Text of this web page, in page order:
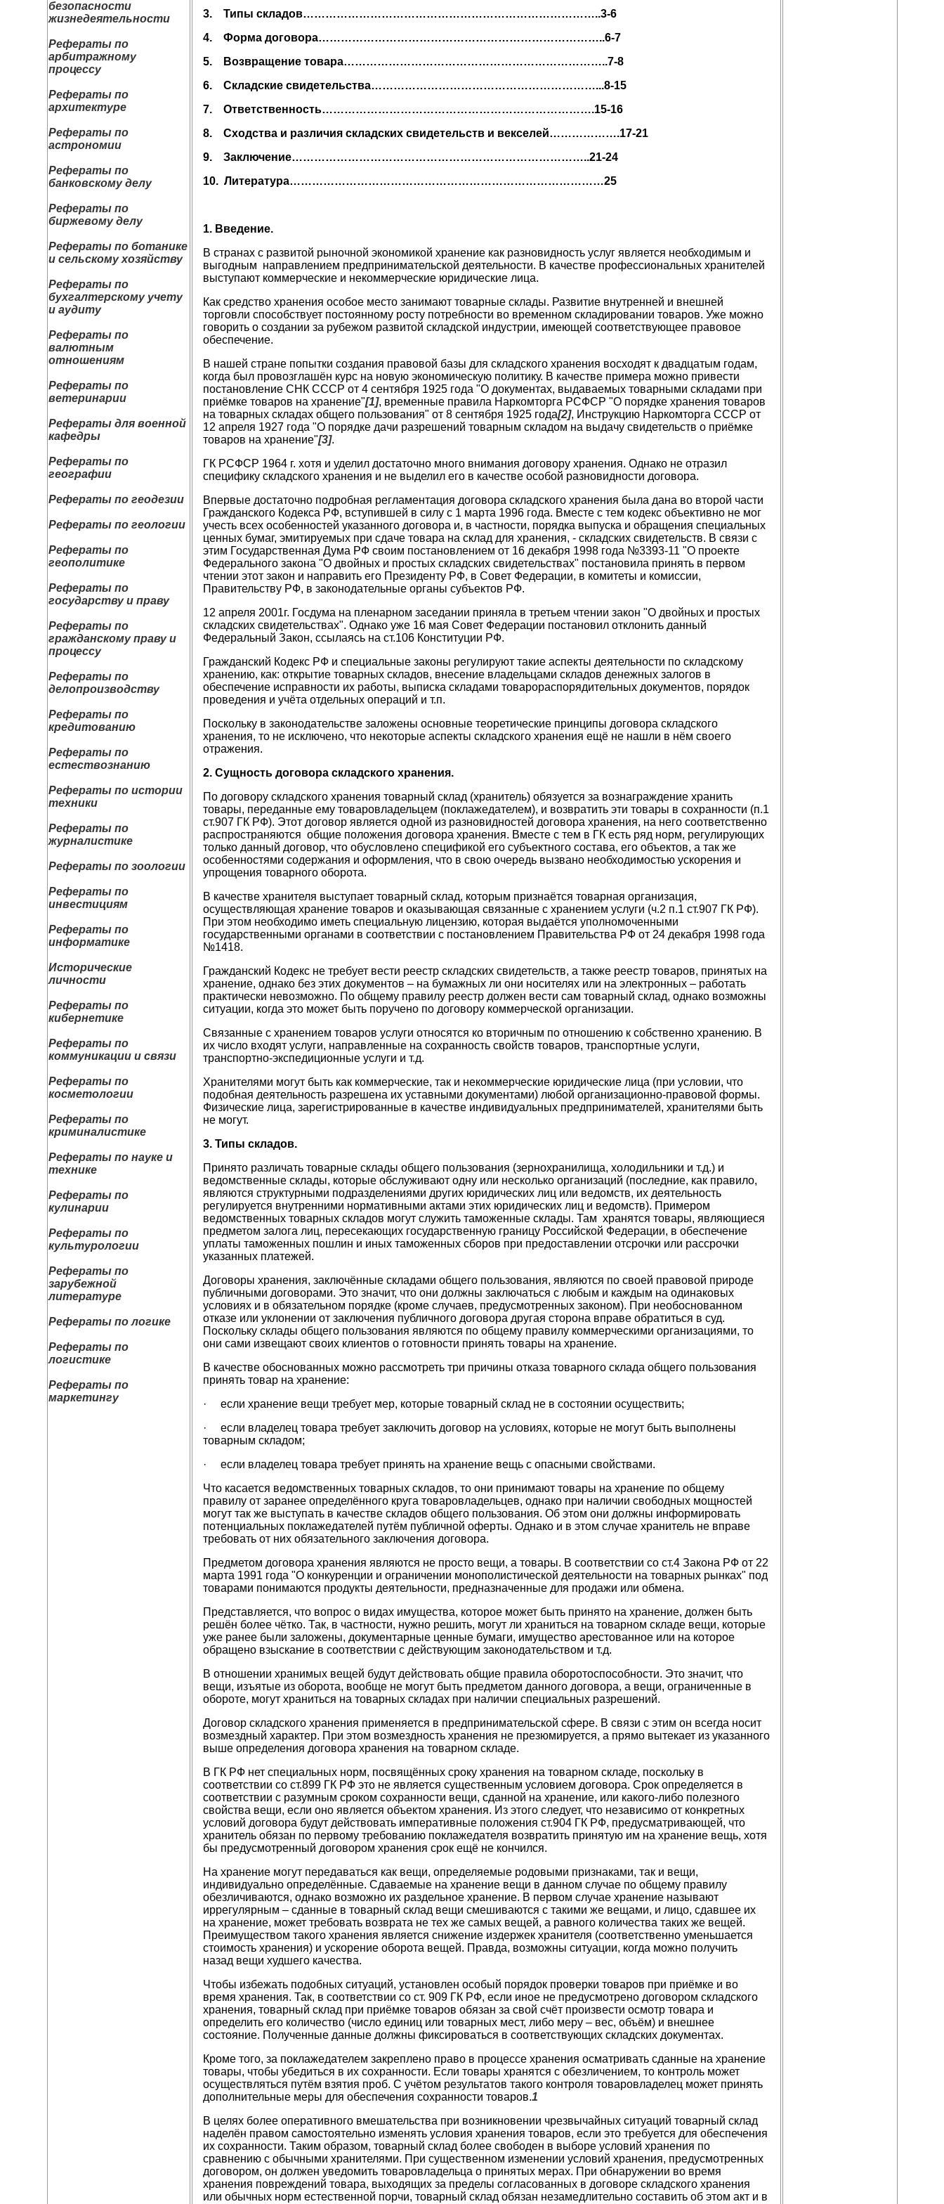
безопасности
жизнедеятельности
Рефераты по
арбитражному
процессу
Рефераты по
архитектуре
Рефераты по
астрономии
Рефераты по
банковскому делу
Рефераты по
биржевому делу
Рефераты по ботанике
и сельскому хозяйству
Рефераты по
бухгалтерскому учету
и аудиту
Рефераты по
валютным
отношениям
Рефераты по
ветеринарии
Рефераты для военной
кафедры
Рефераты по
географии
Рефераты по геодезии
Рефераты по геологии
Рефераты по
геополитике
Рефераты по
государству и праву
Рефераты по
гражданскому праву и
процессу
Рефераты по
делопроизводству
Рефераты по
кредитованию
Рефераты по
естествознанию
Рефераты по истории
техники
Рефераты по
журналистике
Рефераты по зоологии
Рефераты по
инвестициям
Рефераты по
информатике
Исторические
личности
Рефераты по
кибернетике
Рефераты по
коммуникации и связи
Рефераты по
косметологии
Рефераты по
криминалистике
Рефераты по науке и
технике
Рефераты по
кулинарии
Рефераты по
культурологии
Рефераты по
зарубежной
литературе
Рефераты по логике
Рефераты по
логистике
Рефераты по
маркетингу
3. Типы складов……………………………………………………………………..3-6
4. Форма договора…………………………………………………………………..6-7
5.
Возвращение товара……………………………………………………………..7-8
6. Складские свидетельства……………………………………………………...8-15
7. Ответственность……………………………………………………………….15-16
8. Сходства и различия складских свидетельств и векселей……………….17-21
9. Заключение……………………………………………………………………..21-24
10. Литература…………………………………………………………………………25
1. Введение.
В странах с развитой рыночной экономикой хранение как разновидность услуг является необходимым и
выгодным направлением предпринимательской деятельности. В качестве профессиональных хранителей
выступают коммерческие и некоммерческие юридические лица.
Как средство хранения особое место занимают товарные склады. Развитие внутренней и внешней
торговли способствует постоянному росту потребности во временном складировании товаров. Уже можно
говорить о создании за рубежом развитой складской индустрии, имеющей соответствующее правовое
обеспечение.
В нашей стране попытки создания правовой базы для складского хранения восходят к двадцатым годам,
когда был провозглашён курс на новую экономическую политику. В качестве примера можно привести
постановление СНК СССР от 4 сентября 1925 года "О документах, выдаваемых товарными складами при
приёмке товаров на хранение"[1], временные правила Наркомторга РСФСР "О порядке хранения товаров
на товарных складах общего пользования" от 8 сентября 1925 года[2], Инструкцию Наркомторга СССР от
12 апреля 1927 года "О порядке дачи разрешений товарным складом на выдачу свидетельств о приёмке
товаров на хранение"[3].
ГК РСФСР 1964 г. хотя и уделил достаточно много внимания договору хранения. Однако не отразил
специфику складского хранения и не выделил его в качестве особой разновидности договора.
Впервые достаточно подробная регламентация договора складского хранения была дана во второй части
Гражданского Кодекса РФ, вступившей в силу с 1 марта 1996 года. Вместе с тем кодекс объективно не мог
учесть всех особенностей указанного договора и, в частности, порядка выпуска и обращения специальных
ценных бумаг, эмитируемых при сдаче товара на склад для хранения, - складских свидетельств. В связи с
этим Государственная Дума РФ своим постановлением от 16 декабря 1998 года №3393-11 "О проекте
Федерального закона "О двойных и простых складских свидетельствах" постановила принять в первом
чтении этот закон и направить его Президенту РФ, в Совет Федерации, в комитеты и комиссии,
Правительству РФ, в законодательные органы субъектов РФ.
12 апреля 2001г. Госдума на пленарном заседании приняла в третьем чтении закон "О двойных и простых
складских свидетельствах". Однако уже 16 мая Совет Федерации постановил отклонить данный
Федеральный Закон, ссылаясь на ст.106 Конституции РФ.
Гражданский Кодекс РФ и специальные законы регулируют такие аспекты деятельности по складскому
хранению, как: открытие товарных складов, внесение владельцами складов денежных залогов в
обеспечение исправности их работы, выписка складами товарораспорядительных документов, порядок
проведения и учёта отдельных операций и т.п.
Поскольку в законодательстве заложены основные теоретические принципы договора складского
хранения, то не исключено, что некоторые аспекты складского хранения ещё не нашли в нём своего
отражения.
2. Сущность договора складского хранения.
По договору складского хранения товарный склад (хранитель) обязуется за вознаграждение хранить
товары, переданные ему товаровладельцем (поклажедателем), и возвратить эти товары в сохранности (п.1
ст.907 ГК РФ). Этот договор является одной из разновидностей договора хранения, на него соответственно
распространяются общие положения договора хранения. Вместе с тем в ГК есть ряд норм, регулирующих
только данный договор, что обусловлено спецификой его субъектного состава, его объектов, а так же
особенностями содержания и оформления, что в свою очередь вызвано необходимостью ускорения и
упрощения товарного оборота.
В качестве хранителя выступает товарный склад, которым признаётся товарная организация,
осуществляющая хранение товаров и оказывающая связанные с хранением услуги (ч.2 п.1 ст.907 ГК РФ).
При этом необходимо иметь специальную лицензию, которая выдаётся уполномоченными
государственными органами в соответствии с постановлением Правительства РФ от 24 декабря 1998 года
№1418.
Гражданский Кодекс не требует вести реестр складских свидетельств, а также реестр товаров, принятых на
хранение, однако без этих документов – на бумажных ли они носителях или на электронных – работать
практически невозможно. По общему правилу реестр должен вести сам товарный склад, однако возможны
ситуации, когда это может быть поручено по договору коммерческой организации.
Связанные с хранением товаров услуги относятся ко вторичным по отношению к собственно хранению. В
их число входят услуги, направленные на сохранность свойств товаров, транспортные услуги,
транспортно-экспедиционные услуги и т.д.
Хранителями могут быть как коммерческие, так и некоммерческие юридические лица (при условии, что
подобная деятельность разрешена их уставными документами) любой организационно-правовой формы.
Физические лица, зарегистрированные в качестве индивидуальных предпринимателей, хранителями быть
не могут.
3. Типы складов.
Принято различать товарные склады общего пользования (зернохранилища, холодильники и т.д.) и
ведомственные склады, которые обслуживают одну или несколько организаций (последние, как правило,
являются структурными подразделениями других юридических лиц или ведомств, их деятельность
регулируется внутренними нормативными актами этих юридических лиц и ведомств). Примером
ведомственных товарных складов могут служить таможенные склады. Там хранятся товары, являющиеся
предметом залога лиц, пересекающих государственную границу Российской Федерации, в обеспечение
уплаты таможенных пошлин и иных таможенных сборов при предоставлении отсрочки или рассрочки
указанных платежей.
Договоры хранения, заключённые складами общего пользования, являются по своей правовой природе
публичными договорами. Это значит, что они должны заключаться с любым и каждым на одинаковых
условиях и в обязательном порядке (кроме случаев, предусмотренных законом). При необоснованном
отказе или уклонении от заключения публичного договора другая сторона вправе обратиться в суд.
Поскольку склады общего пользования являются по общему правилу коммерческими организациями, то
они сами извещают своих клиентов о готовности принять товары на хранение.
В качестве обоснованных можно рассмотреть три причины отказа товарного склада общего пользования
принять товар на хранение:
· если хранение вещи требует мер, которые товарный склад не в состоянии осуществить;
· если владелец товара требует заключить договор на условиях, которые не могут быть выполнены
товарным складом;
· если владелец товара требует принять на хранение вещь с опасными свойствами.
Что касается ведомственных товарных складов, то они принимают товары на хранение по общему
правилу от заранее определённого круга товаровладельцев, однако при наличии свободных мощностей
могут так же выступать в качестве складов общего пользования. Об этом они должны информировать
потенциальных поклажедателей путём публичной оферты. Однако и в этом случае хранитель не вправе
требовать от них обязательного заключения договора.
Предметом договора хранения являются не просто вещи, а товары. В соответствии со ст.4 Закона РФ от 22
марта 1991 года "О конкуренции и ограничении монополистической деятельности на товарных рынках" под
товарами понимаются продукты деятельности, предназначенные для продажи или обмена.
Представляется, что вопрос о видах имущества, которое может быть принято на хранение, должен быть
решён более чётко. Так, в частности, нужно решить, могут ли храниться на товарном складе вещи, которые
уже ранее были заложены, документарные ценные бумаги, имущество арестованное или на которое
обращено взыскание в соответствии с действующим законодательством и т.д.
В отношении хранимых вещей будут действовать общие правила оборотоспособности. Это значит, что
вещи, изъятые из оборота, вообще не могут быть предметом данного договора, а вещи, ограниченные в
обороте, могут храниться на товарных складах при наличии специальных разрешений.
Договор складского хранения применяется в предпринимательской сфере. В связи с этим он всегда носит
возмездный характер. При этом возмездность хранения не презюмируется, а прямо вытекает из указанного
выше определения договора хранения на товарном складе.
В ГК РФ нет специальных норм, посвящённых сроку хранения на товарном складе, поскольку в
соответствии со ст.899 ГК РФ это не является существенным условием договора. Срок определяется в
соответствии с разумным сроком сохранности вещи, сданной на хранение, или какого-либо полезного
свойства вещи, если оно является объектом хранения. Из этого следует, что независимо от конкретных
условий договора будут действовать императивные положения ст.904 ГК РФ, предусматривающей, что
хранитель обязан по первому требованию поклажедателя возвратить принятую им на хранение вещь, хотя
бы предусмотренный договором хранения срок ещё не кончился.
На хранение могут передаваться как вещи, определяемые родовыми признаками, так и вещи,
индивидуально определённые. Сдаваемые на хранение вещи в данном случае по общему правилу
обезличиваются, однако возможно их раздельное хранение. В первом случае хранение называют
иррегулярным – сданные в товарный склад вещи смешиваются с такими же вещами, и лицо, сдавшее их
на хранение, может требовать возврата не тех же самых вещей, а равного количества таких же вещей.
Преимуществом такого хранения является снижение издержек хранителя (соответственно уменьшается
стоимость хранения) и ускорение оборота вещей. Правда, возможны ситуации, когда можно получить
назад вещи худшего качества.
Чтобы избежать подобных ситуаций, установлен особый порядок проверки товаров при приёмке и во
время хранения. Так, в соответствии со ст. 909 ГК РФ, если иное не предусмотрено договором складского
хранения, товарный склад при приёмке товаров обязан за свой счёт произвести осмотр товара и
определить его количество (число единиц или товарных мест, либо меру – вес, объём) и внешнее
состояние. Полученные данные должны фиксироваться в соответствующих складских документах.
Кроме того, за поклажедателем закреплено право в процессе хранения осматривать сданные на хранение
товары, чтобы убедиться в их сохранности. Если товары хранятся с обезличением, то контроль может
осуществляться путём взятия проб. С учётом результатов такого контроля товаровладелец может принять
дополнительные меры для обеспечения сохранности товаров.1
В целях более оперативного вмешательства при возникновении чрезвычайных ситуаций товарный склад
наделён правом самостоятельно изменять условия хранения товаров, если это требуется для обеспечения
их сохранности. Таким образом, товарный склад более свободен в выборе условий хранения по
сравнению с обычными хранителями. При существенном изменении условий хранения, предусмотренных
договором, он должен уведомить товаровладельца о принятых мерах. При обнаружении во время
хранения повреждений товара, выходящих за пределы согласованных в договоре складского хранения
или обычных норм естественной порчи, товарный склад обязан незамедлительно составить об этом акт и в